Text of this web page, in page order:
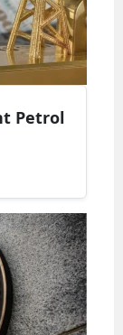
Petrol